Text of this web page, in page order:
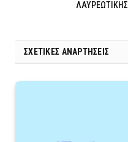
ΛΑΥΡΕΩΤΙΚΗΣ
ΣΧΕΤΙΚΈΣ ΑΝΑΡΤΉΣΕΙΣ